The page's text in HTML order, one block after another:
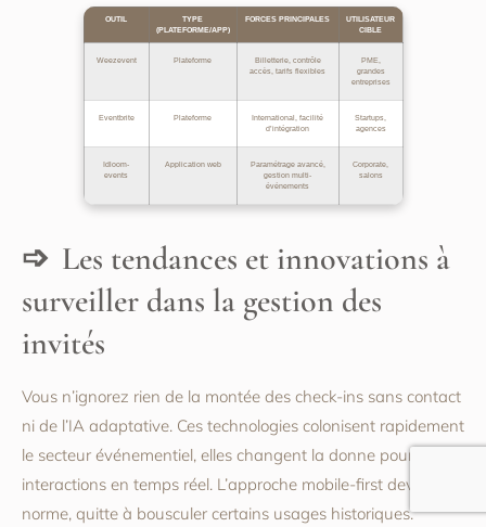
OUTIL
TYPE
(PLATEFORME/APP)
FORCES PRINCIPALES
UTILISATEUR
CIBLE
Weezevent Plateforme
Billetterie, contrôle
accès, tarifs flexibles
PME,
grandes
entreprises
Eventbrite Plateforme
International, facilité
d’intégration
Startups,
agences
Idloom-
events
Application web
Paramétrage avancé,
gestion multi-
événements
Corporate,
salons
Les tendances et innovations à
surveiller dans la gestion des
invités
Vous n’ignorez rien de la montée des check-ins sans contact
ni de l’IA adaptative. Ces technologies colonisent rapidement
le secteur événementiel, elles changent la donne pour les
interactions en temps réel. L’approche mobile-first devient la
norme, quitte à bousculer certains usages historiques.